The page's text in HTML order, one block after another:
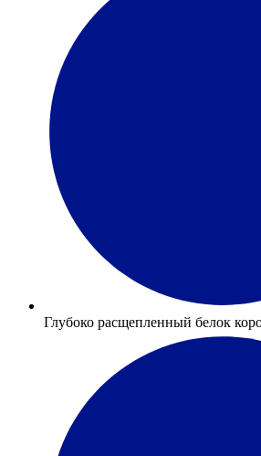
Глубоко расщепленный белок